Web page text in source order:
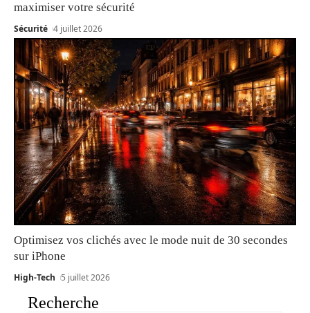
maximiser votre sécurité
Sécurité 4 juillet 2026
Optimisez vos clichés avec le mode nuit de 30 secondes
sur iPhone
High-Tech 5 juillet 2026
Recherche